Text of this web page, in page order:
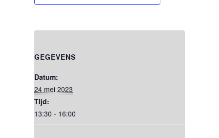
GEGEVENS
Datum:
24 mei 2023
Tijd:
13:30 - 16:00